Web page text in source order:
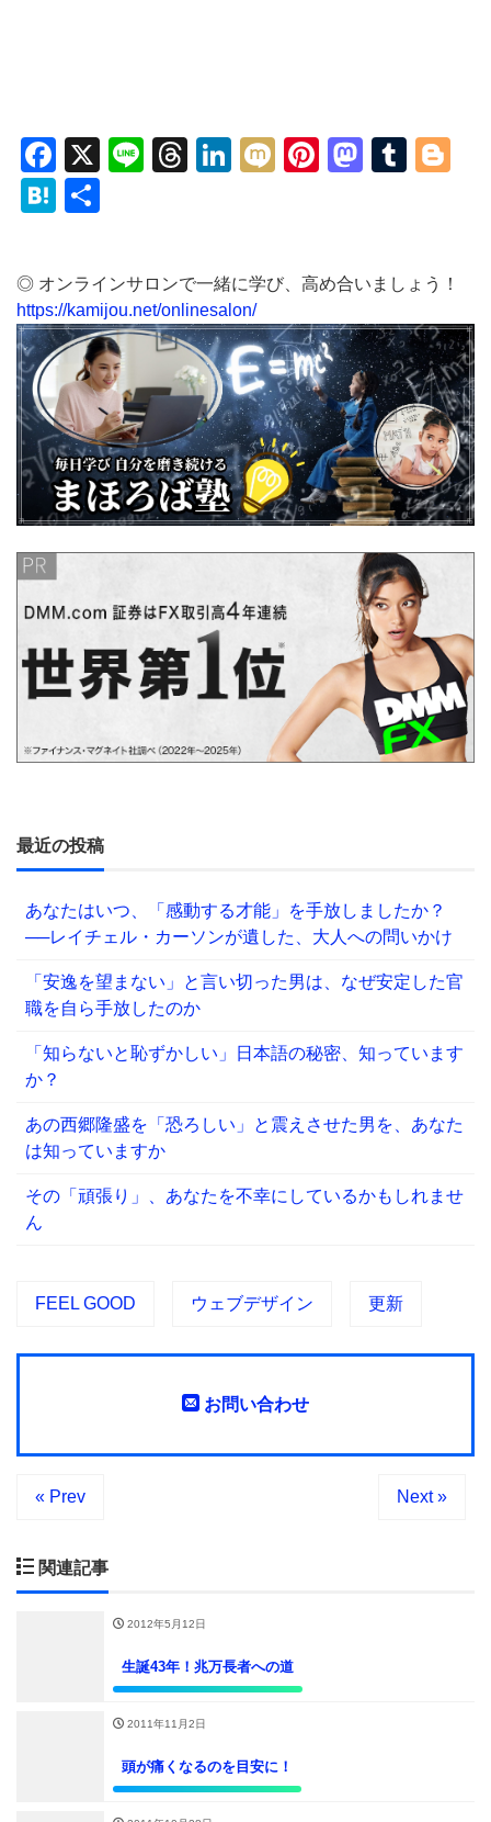
Facebook
X LineThreads
LinkedIn
MixiPinterest
Hatena
◎ オンラインサロンで一緒に学び、高め合いましょう！
https://kamijou.net/onlinesalon/
最近の投稿
あなたはいつ、「感動する才能」を手放しましたか？
──レイチェル・カーソンが遺した、大人への問いかけ
「安逸を望まない」と言い切った男は、なぜ安定した官
職を自ら手放したのか
「知らないと恥ずかしい」日本語の秘密、知っています
か？
あの西郷隆盛を「恐ろしい」と震えさせた男を、あなた
は知っていますか
その「頑張り」、あなたを不幸にしているかもしれませ
ん
FEEL GOOD ウェブデザイン 更新
お問い合わせ
« Prev Next »
関連記事
2012年5月12日
生誕43年！兆万長者への道
2011年11月2日
頭が痛くなるのを目安に！